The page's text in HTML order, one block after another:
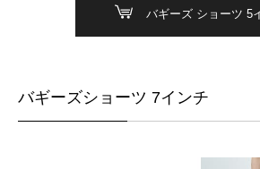
バギーズ ショーツ 5
バギーズショーツ 7インチ